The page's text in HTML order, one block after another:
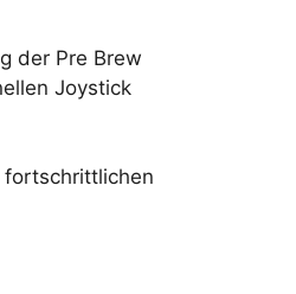
der Pre Brew
Joystick
fortschrittlichen